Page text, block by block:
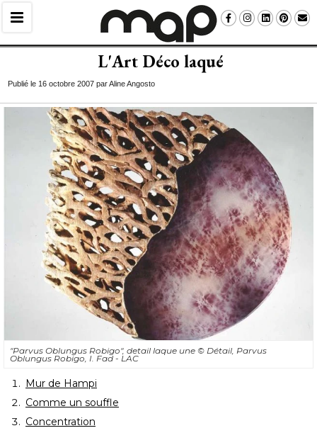
L'Art Déco laqué
Publié le 16 octobre 2007 par Aline Angosto
"Parvus Oblungus Robigo", detail laque une © Détail, Parvus
Oblungus Robigo, I. Fad - LAC
Mur de Hampi
Comme un souffle
Concentration